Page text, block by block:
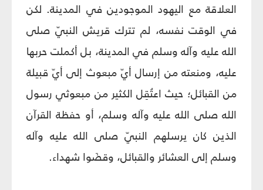
العلاقة مع اليهود الموجودين في المدينة. لكن
في الوقت نفسه، لم تترك قريش النبيّ صلى
الله عليه وآله وسلم في المدينة، بل أكملت حربها
عليه، ومنعته من إرسال أيّ مبعوث إلى أيّ قبيلة
من القبائل؛ حيث اعتُقِل الكثير من مبعوثي رسول
الله صلى الله عليه وآله وسلم، أو حفظة القرآن
الذين كان يرسلهم النبيّ صلى الله عليه وآله
وسلم إلى العشائر والقبائل، وقضَوا شهداء.